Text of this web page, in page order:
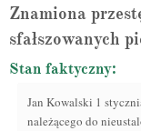
Znamiona
sfałszowanych
Stan faktyczny:
Jan Kowalski 1
należącego do